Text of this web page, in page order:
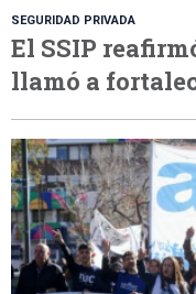
SEGURIDAD PRIVADA
El SSIP
llamó a